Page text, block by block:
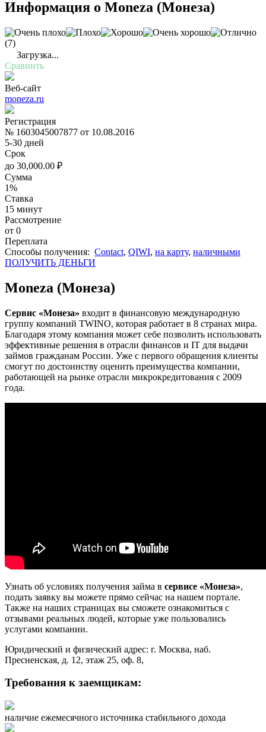
Информация о Moneza (Монеза)
(7)
Загрузка...
Сравнить
Веб-сайт
moneza.ru
Регистрация
№ 1603045007877 от 10.08.2016
5-30 дней
Срок
до 30,000.00 ₽
Сумма
1%
Ставка
15 минут
Рассмотрение
от 0
Переплата
Cпособы получения: Contact, QIWI, на карту, наличными
ПОЛУЧИТЬ ДЕНЬГИ
Moneza (Монеза)
Сервис «Монеза» входит в финансовую международную
группу компаний TWINO, которая работает в 8 странах мира.
Благодаря этому компания может себе позволить использовать
эффективные решения в отрасли финансов и IT для выдачи
займов гражданам России. Уже с первого обращения клиенты
смогут по достоинству оценить преимущества компании,
работающей на рынке отрасли микрокредитования с 2009
года.
Узнать об условиях получения займа в сервисе «Монеза»,
подать заявку вы можете прямо сейчас на нашем портале.
Также на наших страницах вы сможете ознакомиться с
отзывами реальных людей, которые уже пользовались
услугами компании.
Юридический и физический адрес: г. Москва, наб.
Пресненская, д. 12, этаж 25, оф. 8,
Требования к заемщикам:
наличие ежемесячного источника стабильного дохода